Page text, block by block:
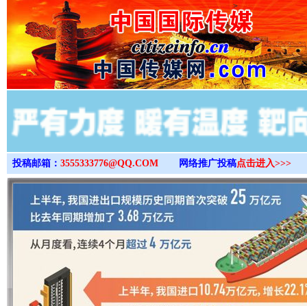
>
投稿邮箱： 3555333776@QQ.COM 网络推广投稿点击进入>>>